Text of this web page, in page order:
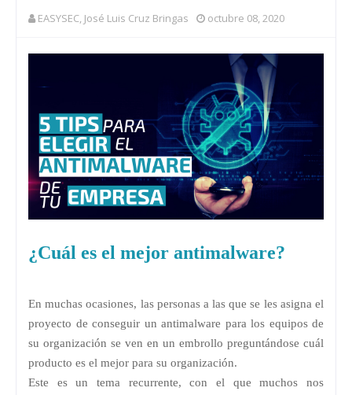
EASYSEC, José Luis Cruz Bringas octubre 08, 2020
¿Cuál es el mejor antimalware?
En muchas ocasiones, las personas a las que se les asigna el
proyecto de conseguir un antimalware para los equipos de
su organización se ven en un embrollo preguntándose cuál
producto es el mejor para su organización.
Este es un tema recurrente, con el que muchos nos